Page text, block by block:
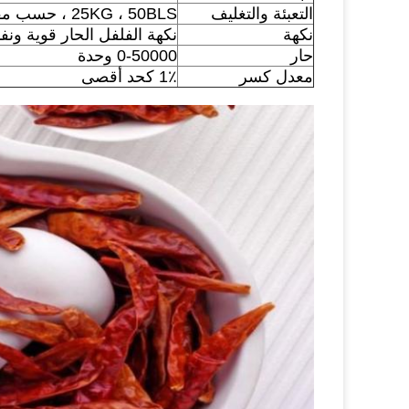
التعبئة والتغليف
25KG ، 50BLS ، حسب مقتضيات العملاء
نكهة
نكهة الفلفل الحار قوية
حار
0-50000 وحدة
معدل كسر
1٪ كحد أقصى